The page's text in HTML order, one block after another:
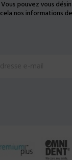
Vous pouvez vous
cela nos informations